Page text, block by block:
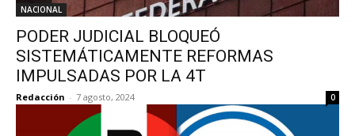
NACIONAL
PODER JUDICIAL BLOQUEÓ
SISTEMÁTICAMENTE REFORMAS
IMPULSADAS POR LA 4T
Redacción - 7 agosto, 2024 0